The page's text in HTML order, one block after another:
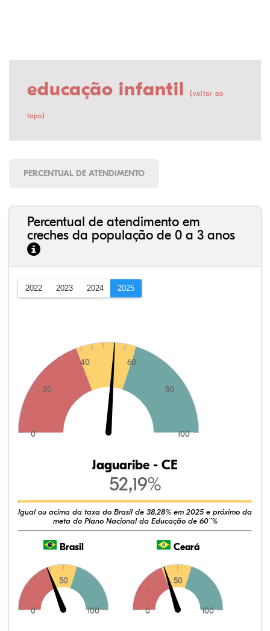
educação infantil (voltar ao
topo)
PERCENTUAL DE ATENDIMENTO
Percentual de atendimento em
creches da população de 0 a 3 anos
2022 2023 2024 2025
0
20
40 60
80
100
Jaguaribe - CE
52,19%
Igual ou acima da taxa do Brasil de 38,28% em 2025 e próximo da
meta do Plano Nacional da Educação de 60¨%
Brasil
0
50
100
Ceará
0
50
100